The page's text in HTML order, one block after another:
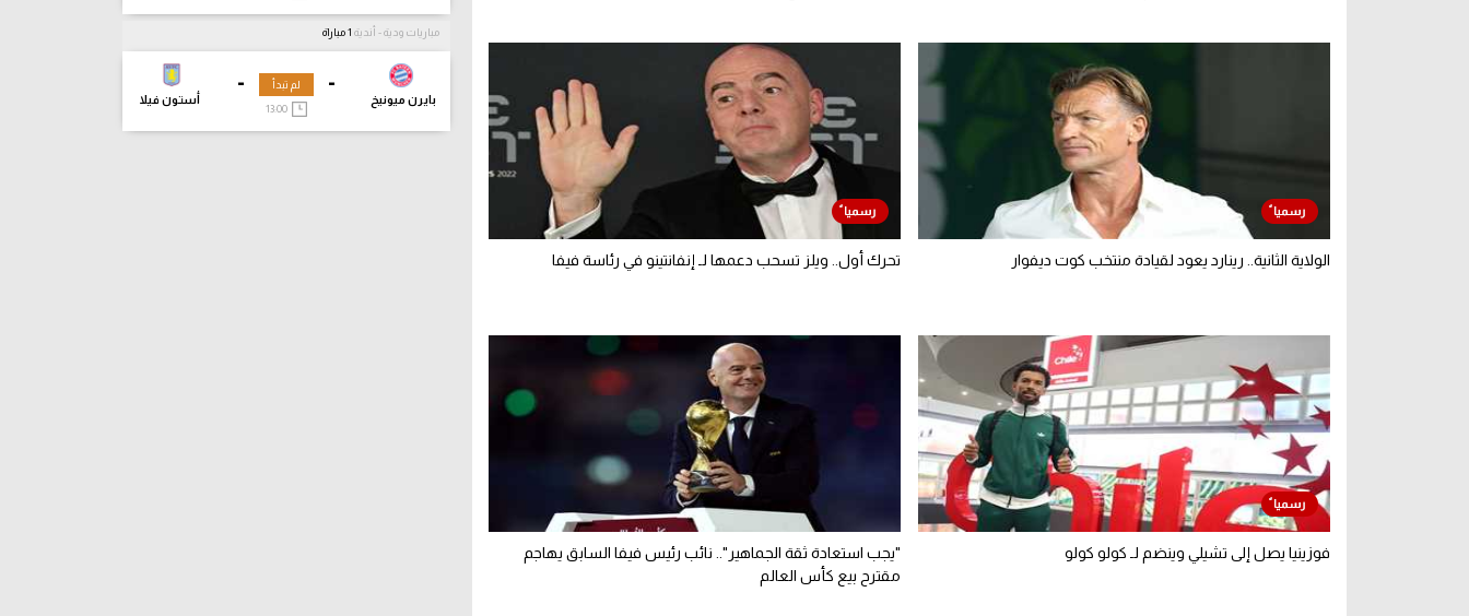
الولاية الثانية.. رينارد يعود لقيادة منتخب كوت ديفوار تحرك أول.. ويلز تسحب دعمها لـ إنفانتينو في رئاسة فيفا
فوزينيا يصل إلى تشيلي وينضم لـ كولو كولو
"يجب استعادة ثقة الجماهير".. نائب رئيس فيفا السابق يهاجم
مقترح بيع كأس العالم
مباريات ودية - أندية
-
بايرن ميونيخ
-
أستون فيلا
لم تبدأ